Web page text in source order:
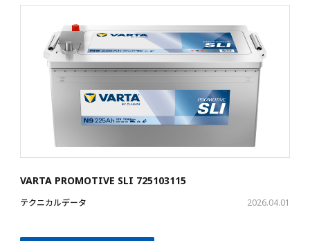
VARTA PROMOTIVE SLI 725103115
テクニカルデータ 2026.04.01